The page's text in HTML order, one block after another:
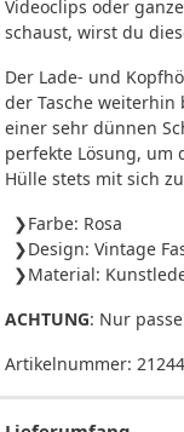
Videoclips oder
schaust, wirst du
Der Lade- und
der Tasche weiterhin
einer sehr dünnen
perfekte Lösung, um
Hülle stets mit sich
Farbe: Rosa
Design: Vintage
Material:
ACHTUNG: Nur
Artikelnummer: